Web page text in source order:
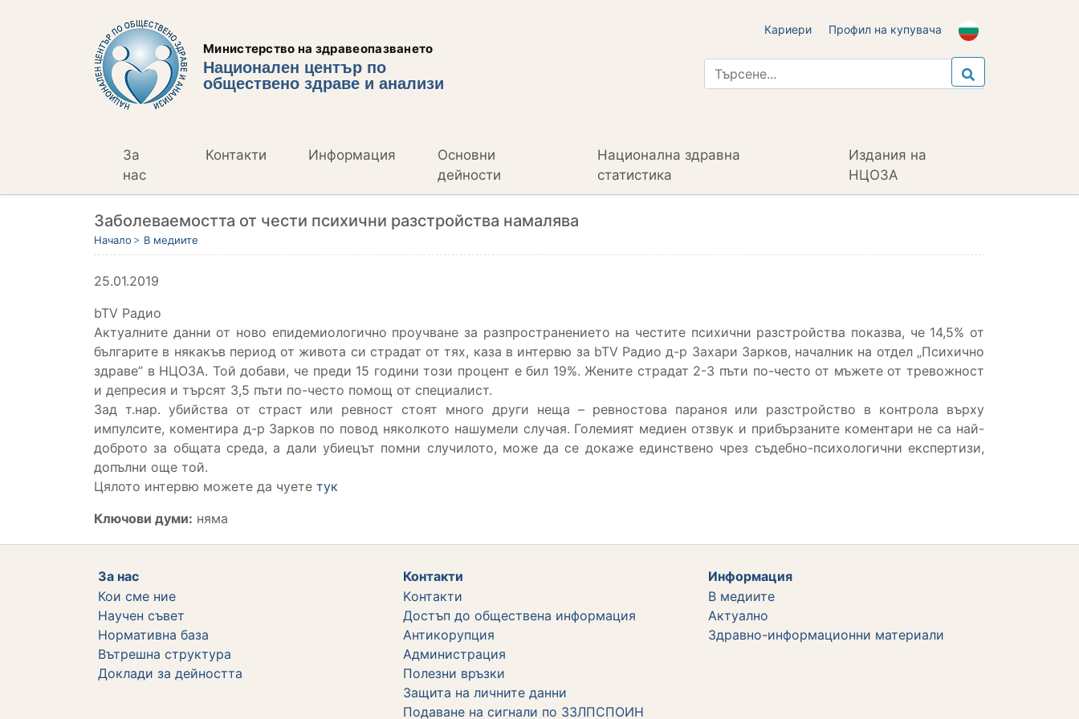
Министерство на здравеопазването
Национален център по
обществено здраве и анализи
Кариери Профил на купувача
За
нас
Контакти Информация
Основни
дейности
Национална здравна
статистика
Издания на
НЦОЗА
Заболеваемостта от чести психични разстройства намалява
Начало В медиите
25.01.2019
bTV Радио
Актуалните данни от ново епидемиологично проучване за разпространението на честите психични разстройства показва, че 14,5% от
българите в някакъв период от живота си страдат от тях, каза в интервю за bTV Радио д-р Захари Зарков, началник на отдел „Психично
здраве” в НЦОЗА. Той добави, че преди 15 години този процент е бил 19%. Жените страдат 2-3 пъти по-често от мъжете от тревожност
и депресия и търсят 3,5 пъти по-често помощ от специалист.
Зад т.нар. убийства от страст или ревност стоят много други неща – ревностова параноя или разстройство в контрола върху
импулсите, коментира д-р Зарков по повод няколкото нашумели случая. Големият медиен отзвук и прибързаните коментари не са най-
доброто за общата среда, а дали убиецът помни случилото, може да се докаже единствено чрез съдебно-психологични експертизи,
допълни още той.
Цялото интервю можете да чуете тук
Ключови думи: няма
За нас
Кои сме ние
Научен съвет
Нормативна база
Вътрешна структура
Дoклади за дейността
Контакти
Kонтакти
Достъп до обществена информация
Aнтикорупция
Администрация
Полезни връзки
Защита на личните данни
Подаване на сигнали по ЗЗЛПСПОИН
Информация
В медиите
Актуално
Здравно-информационни материали